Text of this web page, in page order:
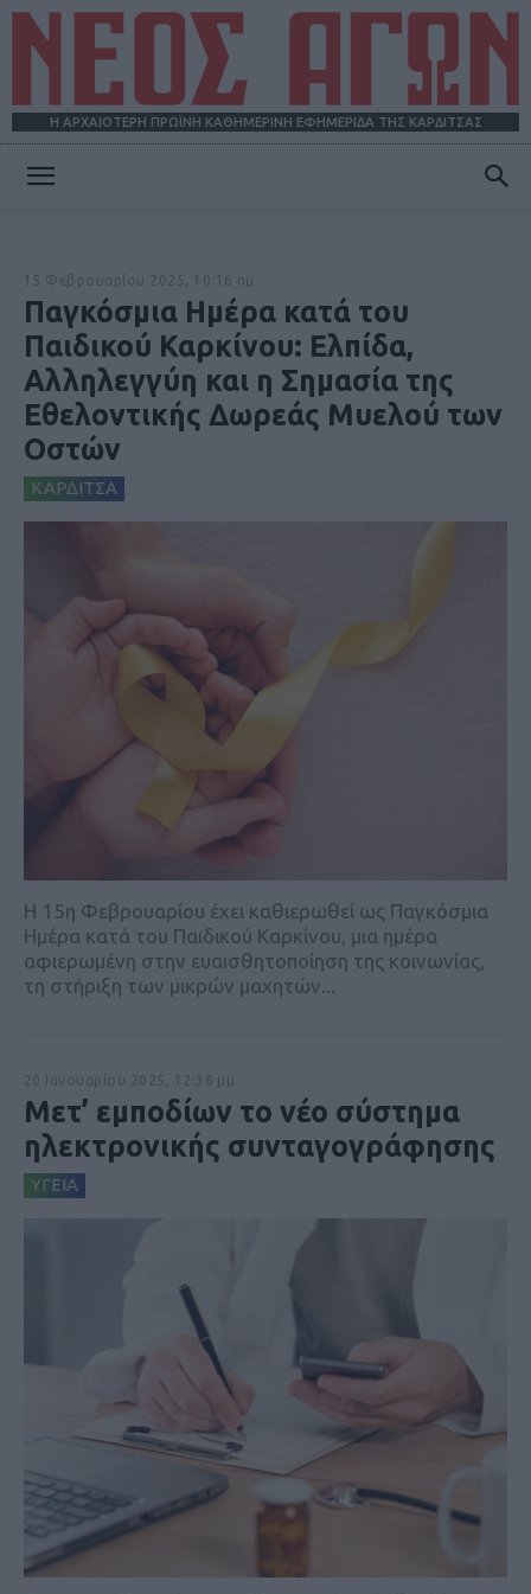
Η ΑΡΧΑΙΟΤΕΡΗ ΠΡΩΪΝΗ ΚΑΘΗΜΕΡΙΝΗ ΕΦΗΜΕΡΙΔΑ ΤΗΣ ΚΑΡΔΙΤΣΑΣ
Παγκόσμια Ημέρα κατά του
Παιδικού Καρκίνου: Ελπίδα,
Αλληλεγγύη και η Σημασία της
Εθελοντικής Δωρεάς Μυελού των
Οστών
ΚΑΡΔΙΤΣΑ
Η 15η Φεβρουαρίου έχει καθιερωθεί ως Παγκόσμια
Ημέρα κατά του Παιδικού Καρκίνου, μια ημέρα
αφιερωμένη στην ευαισθητοποίηση της κοινωνίας,
τη στήριξη των μικρών μαχητών...
Μετ’ εμποδίων το νέο σύστημα
ηλεκτρονικής συνταγογράφησης
ΥΓΕΙΑ